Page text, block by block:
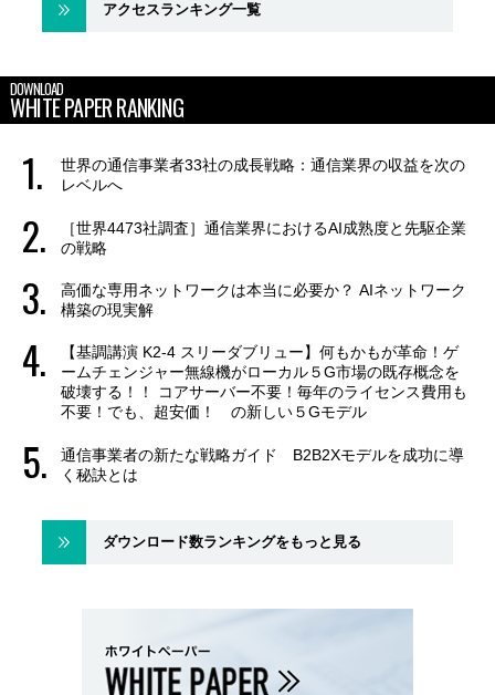
アクセスランキング一覧
DOWNLOAD
WHITE PAPER RANKING
世界の通信事業者33社の成長戦略：通信業界の収益を次の
レベルへ
［世界4473社調査］通信業界におけるAI成熟度と先駆企業
の戦略
高価な専用ネットワークは本当に必要か？ AIネットワーク
構築の現実解
【基調講演 K2-4 スリーダブリュー】何もかもが革命！ゲ
ームチェンジャー無線機がローカル５G市場の既存概念を
破壊する！！ コアサーバー不要！毎年のライセンス費用も
不要！でも、超安価！ の新しい５Gモデル
通信事業者の新たな戦略ガイド B2B2Xモデルを成功に導
く秘訣とは
ダウンロード数ランキングをもっと見る